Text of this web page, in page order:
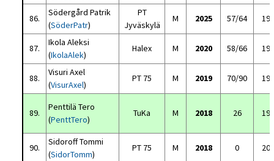
86.
Södergård Patrik
(SöderPatr)
PT
Jyväskylä
M 2025 57/64
87.
Ikola Aleksi
(IkolaAlek)
Halex M 2020 58/66
88.
Visuri Axel
(VisurAxel)
PT 75 M 2019 70/90
89.
Penttilä Tero
(PenttTero)
TuKa M 2018 26
90.
Sidoroff Tommi
(SidorTomm)
PT 75 M 2018 0